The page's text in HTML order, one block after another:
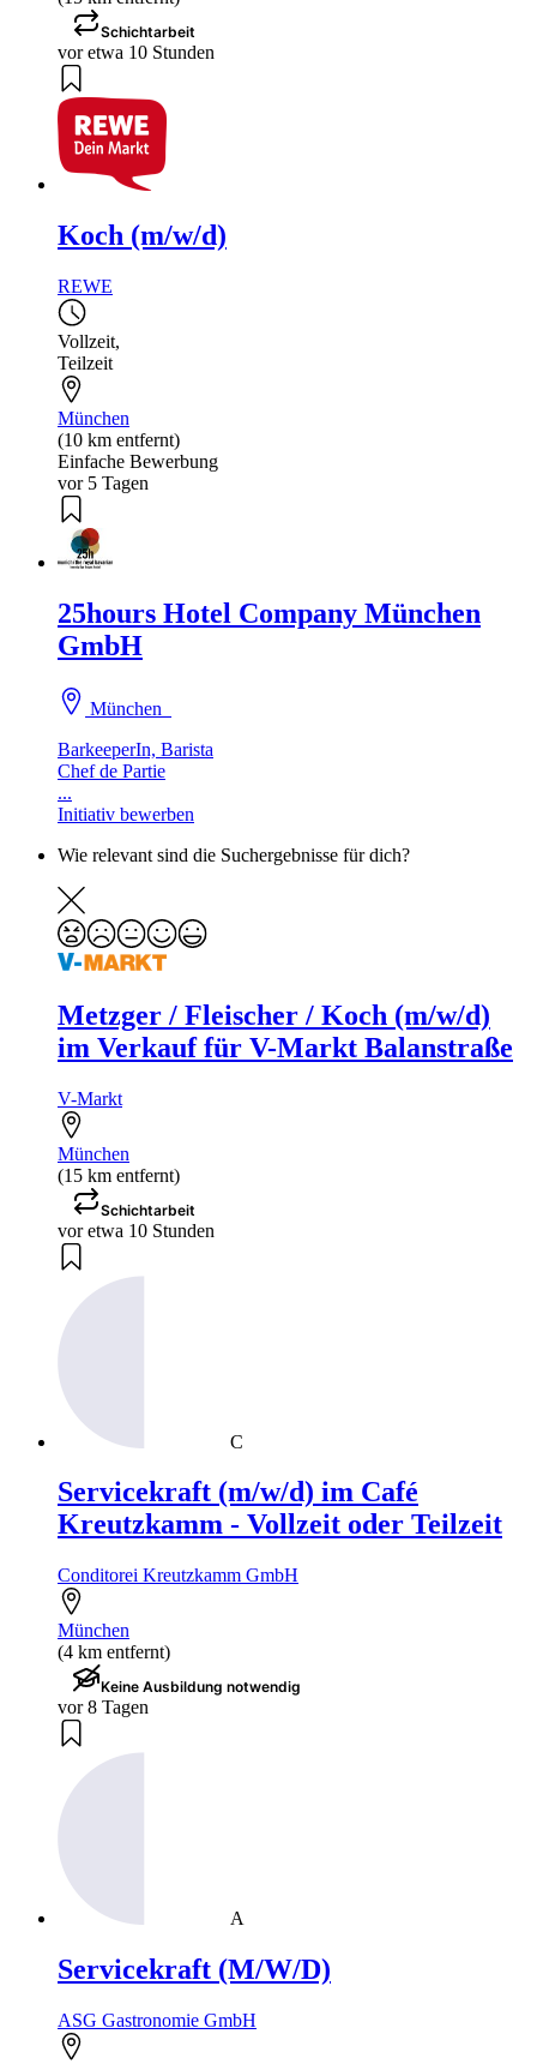
Schichtarbeit
vor etwa 10 Stunden
Koch (m/w/d)
REWE
Vollzeit,
Teilzeit
München
(10 km entfernt)
Einfache Bewerbung
vor 5 Tagen
25hours Hotel Company München
GmbH
München
BarkeeperIn, Barista
Chef de Partie
...
Initiativ bewerben
Wie relevant sind die Suchergebnisse für dich?
Metzger / Fleischer / Koch (m/w/d)
im Verkauf für V-Markt Balanstraße
V-Markt
München
(15 km entfernt)
Schichtarbeit
vor etwa 10 Stunden
C
Servicekraft (m/w/d) im Café
Kreutzkamm - Vollzeit oder Teilzeit
Conditorei Kreutzkamm GmbH
München
(4 km entfernt)
Keine Ausbildung notwendig
vor 8 Tagen
A
Servicekraft (M/W/D)
ASG Gastronomie GmbH